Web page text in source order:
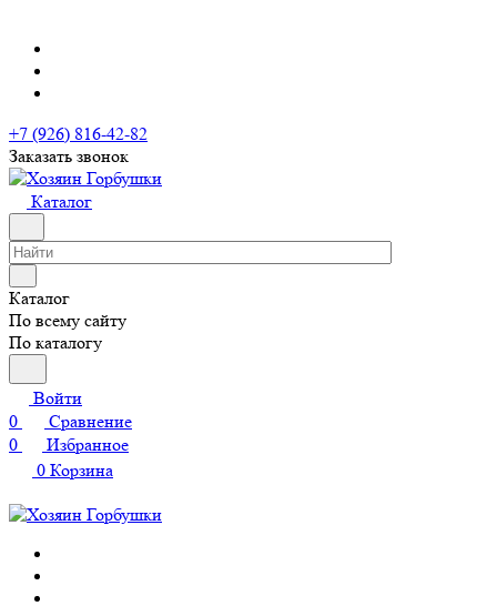
+7 (926) 816-42-82
Заказать звонок
Каталог
Каталог
По всему сайту
По каталогу
Войти
0
Сравнение
0
Избранное
0 Корзина